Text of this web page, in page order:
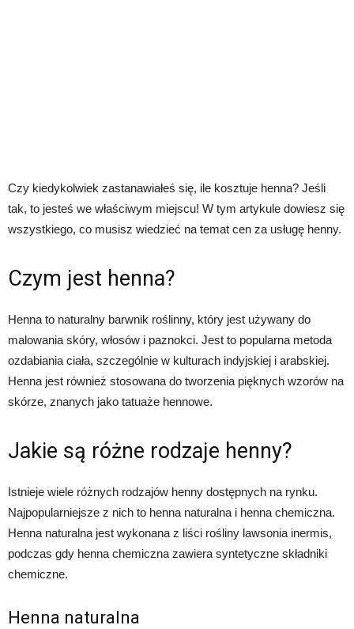
Czy kiedykolwiek zastanawiałeś się, ile kosztuje henna? Jeśli
tak, to jesteś we właściwym miejscu! W tym artykule dowiesz się
wszystkiego, co musisz wiedzieć na temat cen za usługę henny.
Czym jest henna?
Henna to naturalny barwnik roślinny, który jest używany do
malowania skóry, włosów i paznokci. Jest to popularna metoda
ozdabiania ciała, szczególnie w kulturach indyjskiej i arabskiej.
Henna jest również stosowana do tworzenia pięknych wzorów na
skórze, znanych jako tatuaże hennowe.
Jakie są różne rodzaje henny?
Istnieje wiele różnych rodzajów henny dostępnych na rynku.
Najpopularniejsze z nich to henna naturalna i henna chemiczna.
Henna naturalna jest wykonana z liści rośliny lawsonia inermis,
podczas gdy henna chemiczna zawiera syntetyczne składniki
chemiczne.
Henna naturalna